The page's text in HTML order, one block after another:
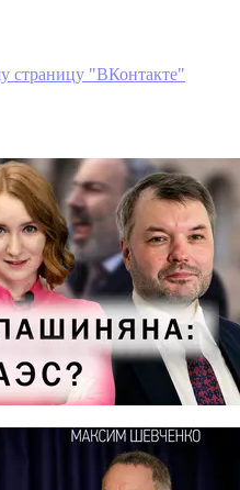
страницу "ВКонтакте"